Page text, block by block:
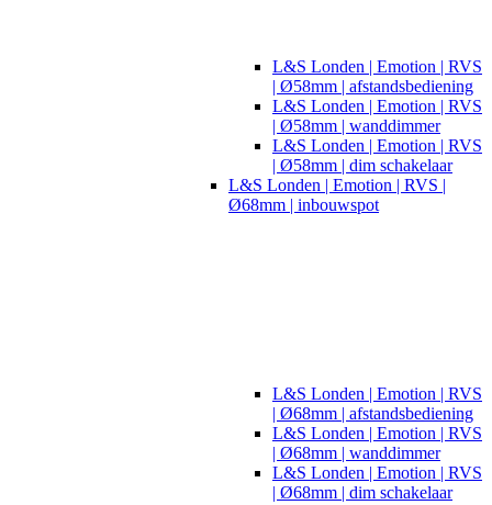
L&S Londen | Emotion | RVS
| Ø58mm | afstandsbediening
L&S Londen | Emotion | RVS
| Ø58mm | wanddimmer
L&S Londen | Emotion | RVS
| Ø58mm | dim schakelaar
L&S Londen | Emotion | RVS |
Ø68mm | inbouwspot
L&S Londen | Emotion | RVS
| Ø68mm | afstandsbediening
L&S Londen | Emotion | RVS
| Ø68mm | wanddimmer
L&S Londen | Emotion | RVS
| Ø68mm | dim schakelaar